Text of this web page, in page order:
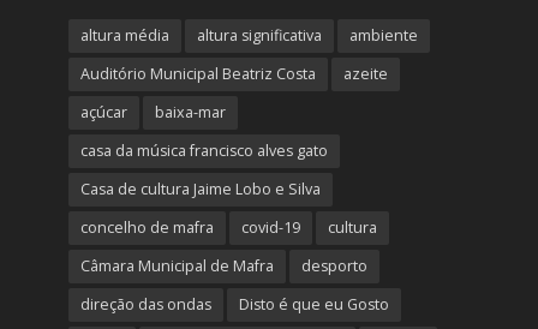
altura média altura significativa
ambiente
Auditório Municipal Beatriz Costa
azeite
açúcar
baixa-mar
casa da música francisco alves gato
Casa de cultura Jaime Lobo e Silva
concelho de mafra
covid-19
cultura
Câmara Municipal de Mafra
desporto
direção das ondas
Disto é que eu Gosto